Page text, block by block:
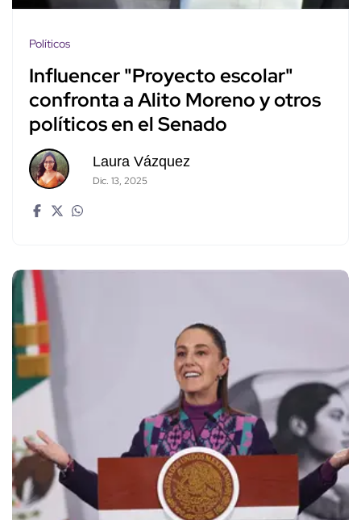
Políticos
Influencer "Proyecto escolar"
confronta a Alito Moreno y otros
políticos en el Senado
Laura Vázquez
Dic. 13, 2025